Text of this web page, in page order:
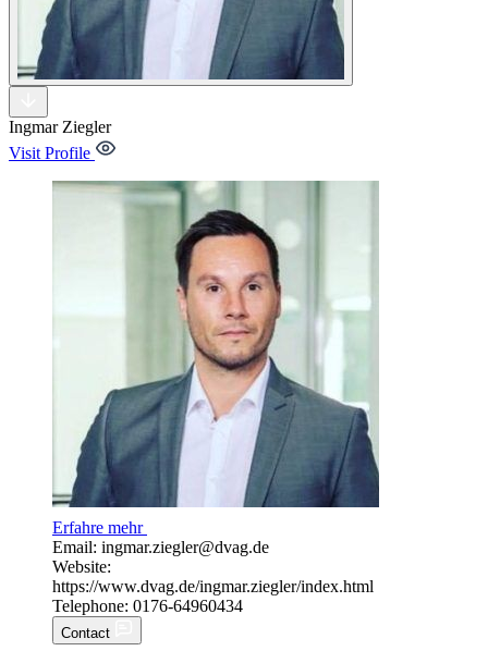
Ingmar Ziegler
Visit Profile
Erfahre mehr
Email: ingmar.ziegler@dvag.de
Website:
https://www.dvag.de/ingmar.ziegler/index.html
Telephone: 0176-64960434
Contact